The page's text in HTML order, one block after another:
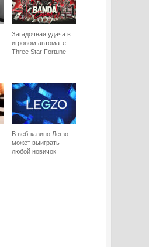
Загадочная удача в
игровом автомате
Three Star Fortune
В веб-казино Легзо
может выиграть
любой новичок